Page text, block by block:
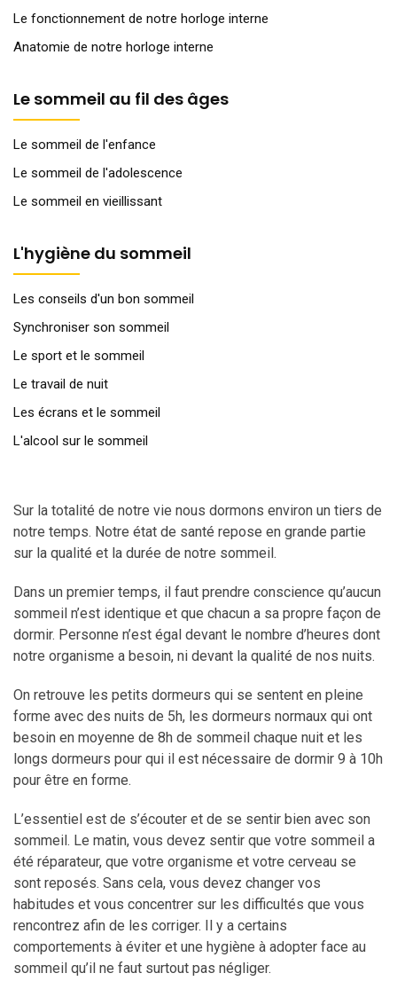
Le fonctionnement de notre horloge interne
Anatomie de notre horloge interne
Le sommeil au fil des âges
Le sommeil de l'enfance
Le sommeil de l'adolescence
Le sommeil en vieillissant
L'hygiène du sommeil
Les conseils d'un bon sommeil
Synchroniser son sommeil
Le sport et le sommeil
Le travail de nuit
Les écrans et le sommeil
L'alcool sur le sommeil
Sur la totalité de notre vie nous dormons environ un tiers de
notre temps. Notre état de santé repose en grande partie
sur la qualité et la durée de notre sommeil.
Dans un premier temps, il faut prendre conscience qu’aucun
sommeil n’est identique et que chacun a sa propre façon de
dormir. Personne n’est égal devant le nombre d’heures dont
notre organisme a besoin, ni devant la qualité de nos nuits.
On retrouve les petits dormeurs qui se sentent en pleine
forme avec des nuits de 5h, les dormeurs normaux qui ont
besoin en moyenne de 8h de sommeil chaque nuit et les
longs dormeurs pour qui il est nécessaire de dormir 9 à 10h
pour être en forme.
L’essentiel est de s’écouter et de se sentir bien avec son
sommeil. Le matin, vous devez sentir que votre sommeil a
été réparateur, que votre organisme et votre cerveau se
sont reposés. Sans cela, vous devez changer vos
habitudes et vous concentrer sur les difficultés que vous
rencontrez afin de les corriger. Il y a certains
comportements à éviter et une hygiène à adopter face au
sommeil qu’il ne faut surtout pas négliger.